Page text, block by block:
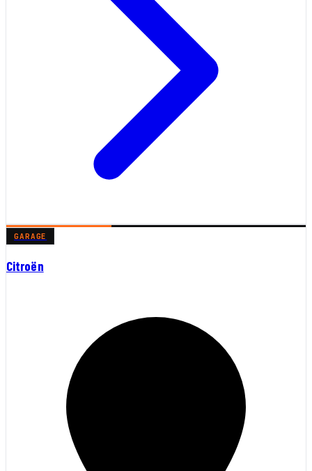
GARAGE
Citroën